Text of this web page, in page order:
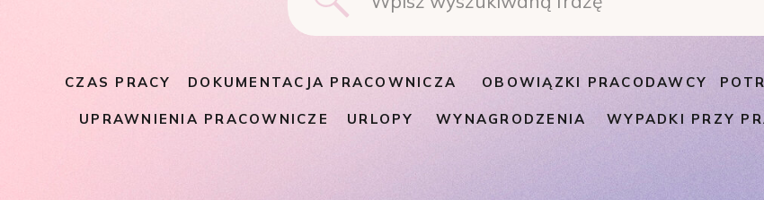
CZAS PRACY DOKUMENTACJA PRACOWNICZA OBOWIĄZKI PRACODAWCY
URLOPY
UPRAWNIENIA PRACOWNICZE WYNAGRODZENIA WYPADKI PRZY